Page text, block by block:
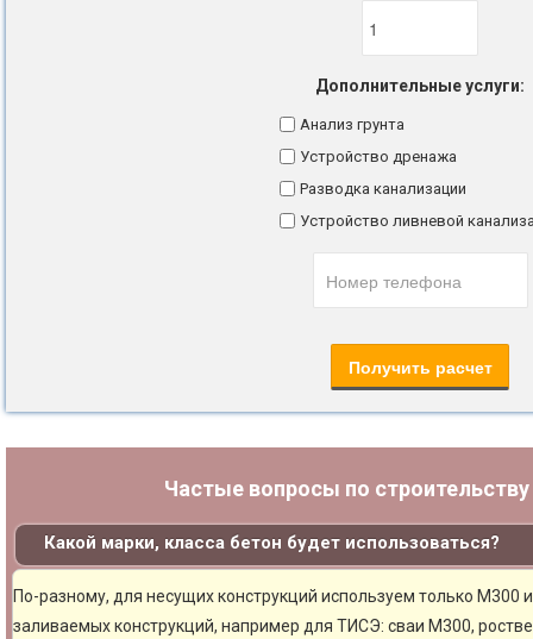
Дополнительные услуги:
Анализ грунта
Устройство дренажа
Разводка канализации
Устройство ливневой
Частые вопросы по
Какой марки, класса бетон будет использоваться?
По-разному, для несущих конструкций используем только М300
заливаемых конструкций, например для ТИСЭ: сваи М300,